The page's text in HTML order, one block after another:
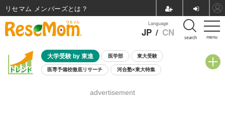
menu
Language
JP / CN search
大学受験 by 東進 医学部 東大受験
医専予備校徹底リサーチ 河合塾×東大特集
8月開催学校説明会・相談会
advertisement
リセマム メンバーズ